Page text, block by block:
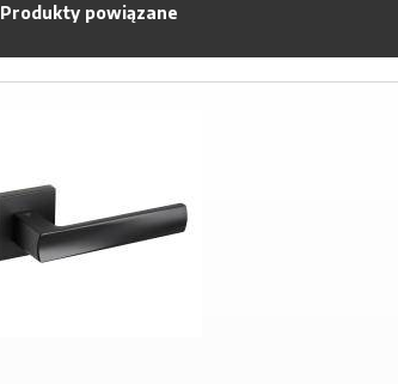
Produkty powiązane